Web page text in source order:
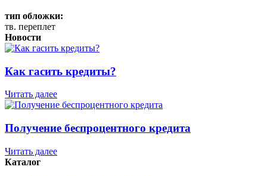
тип обложки:
тв. переплет
Новости
Как гасить кредиты?
Читать далее
Получение беспроцентного кредита
Читать далее
Каталог